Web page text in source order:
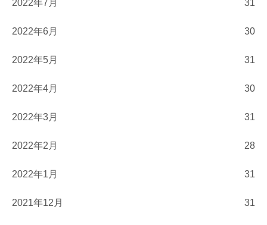
2022年7月 31
2022年6月 30
2022年5月 31
2022年4月 30
2022年3月 31
2022年2月 28
2022年1月 31
2021年12月 31